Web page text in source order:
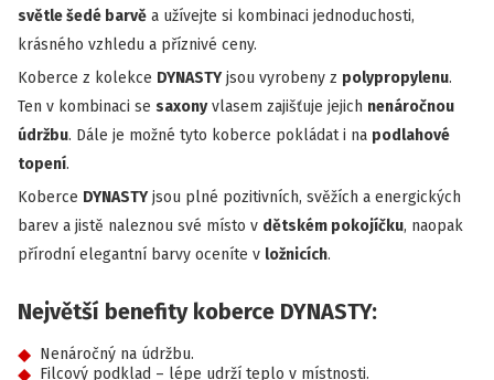
světle šedé barvě a užívejte si kombinaci jednoduchosti,
krásného vzhledu a příznivé ceny.
Koberce z kolekce DYNASTYjsou vyrobeny z polypropylenu.
Ten v kombinaci se saxonyvlasem zajišťuje jejich nenáročnou
údržbu. Dále je možné tyto koberce pokládat i na podlahové
topení.
Koberce DYNASTYjsou plné pozitivních, svěžích a energických
barev a jistě naleznou své místo v dětském pokojíčku, naopak
přírodní elegantní barvy oceníte v ložnicích.
Největší benefity koberce DYNASTY:
Nenáročný na údržbu.
Filcový podklad – lépe udrží teplo v místnosti.